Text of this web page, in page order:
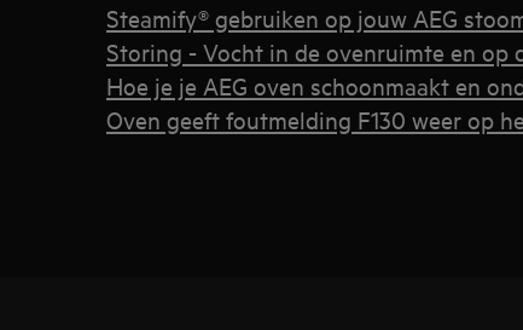
Steamify® gebruiken op jouw AEG
Storing - Vocht in de ovenruimte en op
Hoe je je AEG oven schoonmaakt en
Oven geeft foutmelding F130 weer op